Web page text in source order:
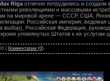
Max Riga отлично потрудились и
революциями и массовыми
на мировой арене — СССР, США,
Российская империя,
Российская Федерация,
упомянутых Штатов к их
0 | Комментарии (0)